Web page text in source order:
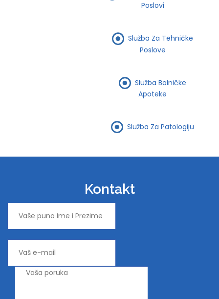
Poslovi
Služba Za Tehničke
Poslove
Služba Bolničke
Apoteke
Služba Za Patologiju
Kontakt